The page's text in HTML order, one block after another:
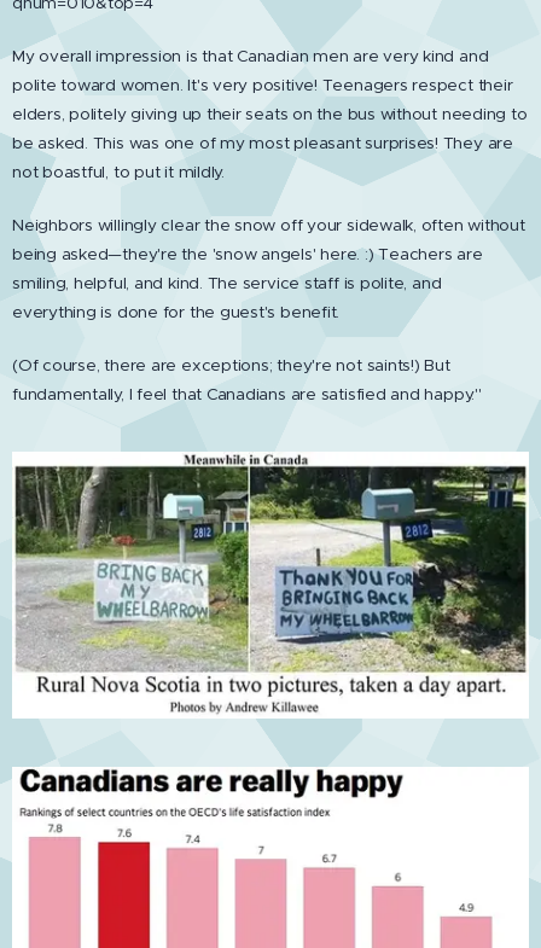
My overall impression is that Canadian men are very kind and
polite toward women. It's very positive! Teenagers respect their
elders, politely giving up their seats on the bus without needing to
be asked. This was one of my most pleasant surprises! They are
not boastful, to put it mildly.
Neighbors willingly clear the snow off your sidewalk, often without
being asked—they're the 'snow angels' here. :) Teachers are
smiling, helpful, and kind. The service staff is polite, and
everything is done for the guest's benefit.
(Of course, there are exceptions; they're not saints!) But
fundamentally, I feel that Canadians are satisfied and happy."